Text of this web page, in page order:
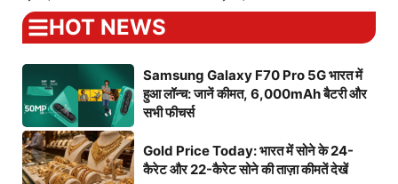
HOT NEWS
Samsung Galaxy F70 Pro 5G भारत में
हुआ लॉन्च: जानें कीमत, 6,000mAh बैटरी और
सभी फीचर्स
Gold Price Today: भारत में सोने के 24-
कैरेट और 22-कैरेट सोने की ताज़ा कीमतें देखें